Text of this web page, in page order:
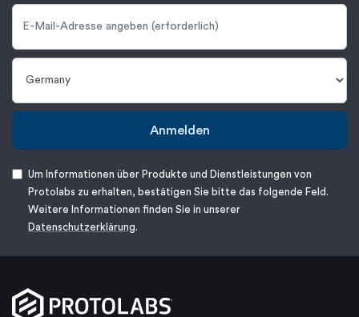
Anmelden
Um Informationen über Produkte und Dienstleistungen von
Protolabs zu erhalten, bestätigen Sie bitte das folgende Feld.
Weitere Informationen finden Sie in unserer
Datenschutzerklärung.